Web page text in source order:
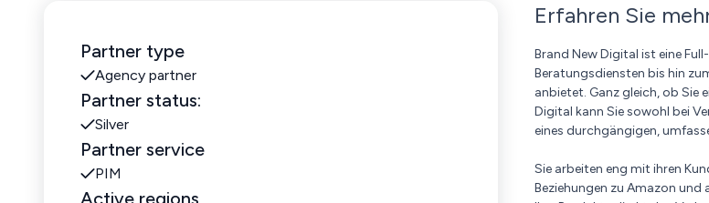
Partner type
Agency partner
Partner status:
Silver
Partner service
PIM
Active regions
Erfahren Sie
Brand New Digital ist eine
Beratungsdiensten bis hin
anbietet. Ganz gleich, ob Sie
Digital kann Sie sowohl bei
eines durchgängigen,
Sie arbeiten eng mit ihren
Beziehungen zu Amazon